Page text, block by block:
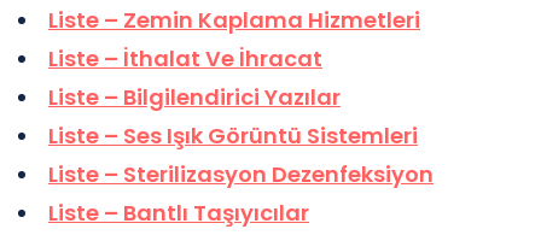
Liste – Zemin Kaplama Hizmetleri
Liste – İthalat Ve İhracat
Liste – Bilgilendirici Yazılar
Liste – Ses Işık Görüntü Sistemleri
Liste – Sterilizasyon Dezenfeksiyon
Liste – Bantlı Taşıyıcılar